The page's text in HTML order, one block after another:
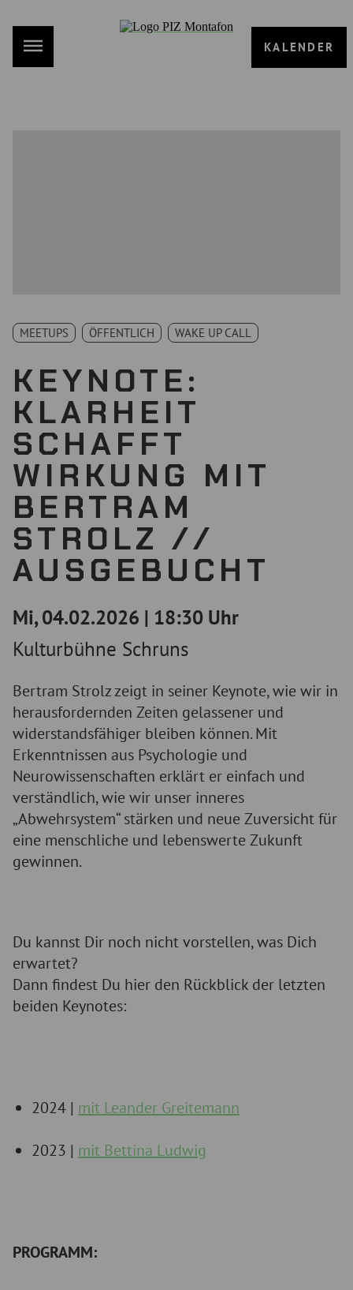
KALENDER
MEETUPS ÖFFENTLICH WAKE UP CALL
KEYNOTE:
KLARHEIT
SCHAFFT
WIRKUNG MIT
BERTRAM
STROLZ //
AUSGEBUCHT
Mi, 04.02.2026 | 18:30 Uhr
Kulturbühne Schruns
Bertram Strolz zeigt in seiner Keynote, wie wir in
herausfordernden Zeiten gelassener und
widerstandsfähiger bleiben können. Mit
Erkenntnissen aus Psychologie und
Neurowissenschaften erklärt er einfach und
verständlich, wie wir unser inneres
„Abwehrsystem“ stärken und neue Zuversicht für
eine menschliche und lebenswerte Zukunft
gewinnen.
Du kannst Dir noch nicht vorstellen, was Dich
erwartet?
Dann findest Du hier den Rückblick der letzten
beiden Keynotes:
2024 | mit Leander Greitemann
2023 | mit Bettina Ludwig
PROGRAMM: